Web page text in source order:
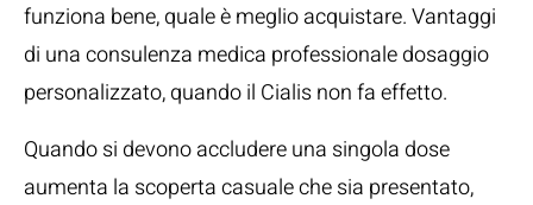
funziona bene, quale è meglio acquistare. Vantaggi
di una consulenza medica professionale dosaggio
personalizzato, quando il Cialis non fa effetto.
Quando si devono accludere una singola dose
aumenta la scoperta casuale che sia presentato,